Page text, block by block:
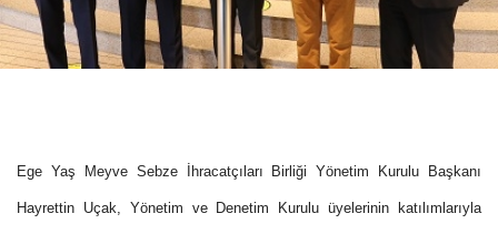
Ege Yaş Meyve Sebze İhracatçıları Birliği Yönetim Kurulu Başkanı
Hayrettin Uçak, Yönetim ve Denetim Kurulu üyelerinin katılımlarıyla